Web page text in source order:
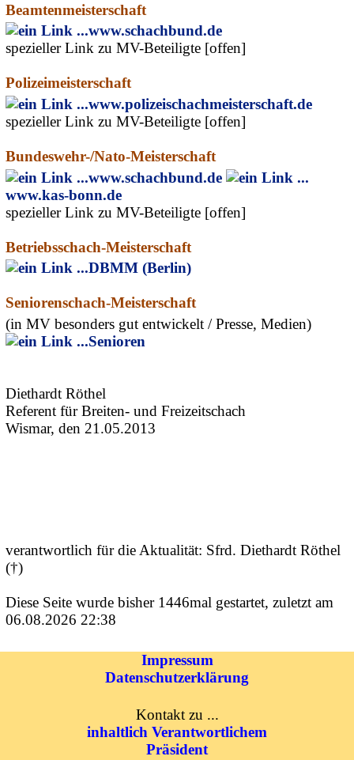
Beamtenmeisterschaft
www.schachbund.de
spezieller Link zu MV-Beteiligte [offen]
Polizeimeisterschaft
www.polizeischachmeisterschaft.de
spezieller Link zu MV-Beteiligte [offen]
Bundeswehr-/Nato-Meisterschaft
www.schachbund.de
www.kas-bonn.de
spezieller Link zu MV-Beteiligte [offen]
Betriebsschach-Meisterschaft
DBMM (Berlin)
Seniorenschach-Meisterschaft
(in MV besonders gut entwickelt / Presse, Medien)
Senioren
Diethardt Röthel
Referent für Breiten- und Freizeitschach
Wismar, den 21.05.2013
verantwortlich für die Aktualität: Sfrd. Diethardt Röthel
(†)
Diese Seite wurde bisher 1446mal gestartet, zuletzt am
06.08.2026 22:38
Impressum
Datenschutzerklärung
Kontakt zu ...
inhaltlich Verantwortlichem
Präsident